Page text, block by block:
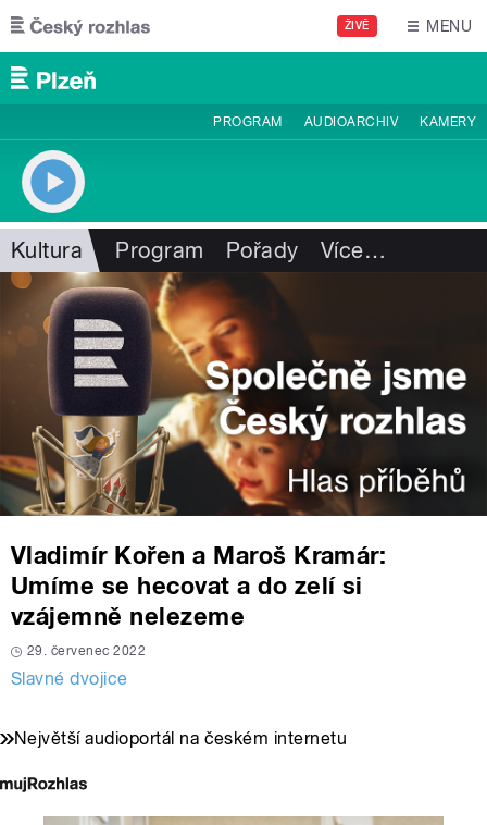
Přejít k hlavnímu obsahu
ŽIVĚ MENU
PROGRAM AUDIOARCHIV KAMERY
Kultura Program Pořady Více…
Vladimír Kořen a Maroš Kramár:
Umíme se hecovat a do zelí si
vzájemně nelezeme
29. červenec 2022
Slavné dvojice
Největší audioportál na českém internetu